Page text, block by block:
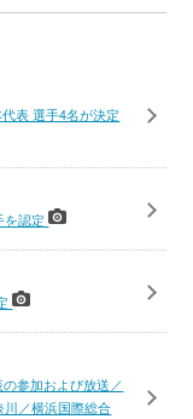
表 選手4名が決定
を認定
参加および放送／
／横浜国際総合